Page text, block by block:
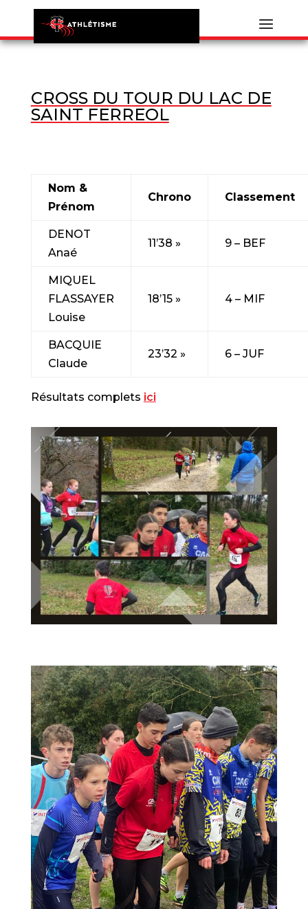
CROSS DU TOUR DU LAC DE
SAINT FERREOL
Nom &
Prénom
Chrono Classement
DENOT
Anaé
11’38 » 9 – BEF
MIQUEL
FLASSAYER
Louise
18’15 » 4 – MIF
BACQUIE
Claude
23’32 » 6 – JUF
Résultats complets ici